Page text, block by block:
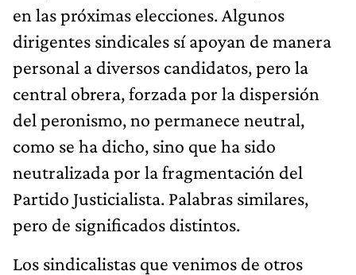
en las próximas elecciones. Algunos
dirigentes sindicales sí apoyan de manera
personal a diversos candidatos, pero la
central obrera, forzada por la dispersión
del peronismo, no permanece neutral,
como se ha dicho, sino que ha sido
neutralizada por la fragmentación del
Partido Justicialista. Palabras similares,
pero de significados distintos.
Los sindicalistas que venimos de otros